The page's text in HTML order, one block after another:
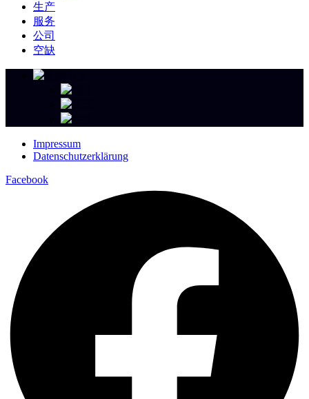
生产
服务
公司
空缺
Impressum
Datenschutzerklärung
Facebook